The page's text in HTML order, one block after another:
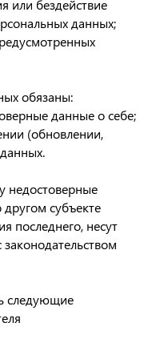
или бездействие
данных;
обязаны:
данные о себе;
(обновлении,
недостоверные
субъекте
последнего, несут
законодательством
следующие